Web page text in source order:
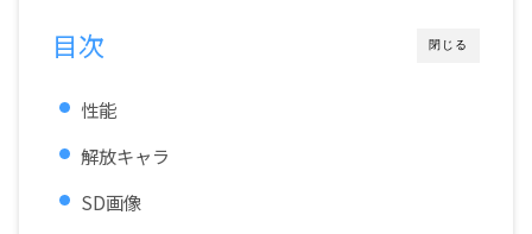
閉じる
目次
性能
解放キャラ
SD画像